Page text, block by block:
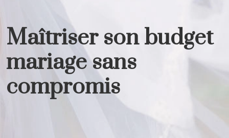
Maîtriser son budget
mariage sans
compromis